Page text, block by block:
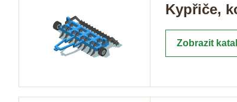
Kypřiče,
Zobrazit